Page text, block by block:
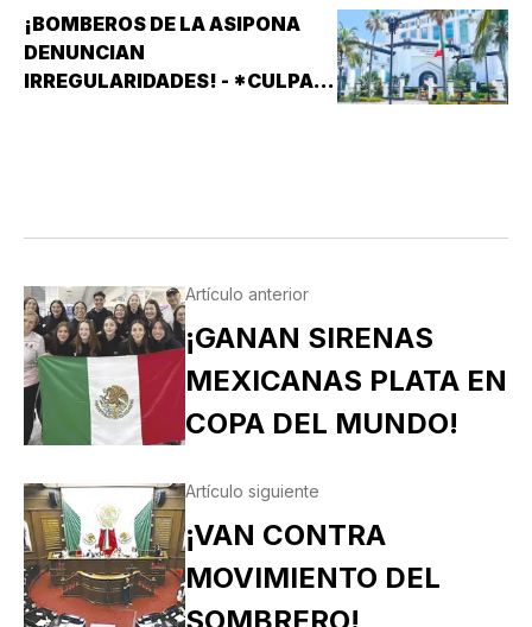
¡BOMBEROS DE LA ASIPONA
DENUNCIAN
IRREGULARIDADES! - *CULPAN
Artículo anterior
¡GANAN SIRENAS
MEXICANAS PLATA EN
COPA DEL MUNDO!
Artículo siguiente
¡VAN CONTRA
MOVIMIENTO DEL